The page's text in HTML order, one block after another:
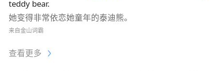
teddy bear.
她变得非常依恋她童年的泰迪熊。
来自金山词霸
查看更多